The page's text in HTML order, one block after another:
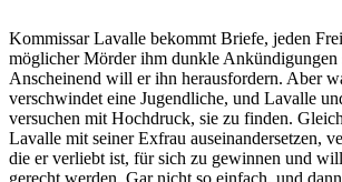
Kommissar Lavalle bekommt Briefe, jeden
möglicher Mörder ihm dunkle Ankündigungen
Anscheinend will er ihn herausfordern. Aber
verschwindet eine Jugendliche, und Lavalle
versuchen mit Hochdruck, sie zu finden.
Lavalle mit seiner Exfrau auseinandersetzen,
die er verliebt ist, für sich zu gewinnen und
gerecht werden. Gar nicht so einfach, und